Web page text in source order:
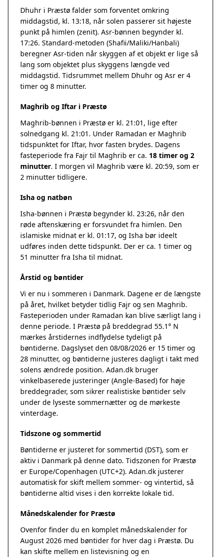
Dhuhr i Præstø falder som forventet omkring
middagstid, kl. 13:18, når solen passerer sit højeste
punkt på himlen (zenit). Asr-bønnen begynder kl.
17:26. Standard-metoden (Shafii/Maliki/Hanbali)
beregner Asr-tiden når skyggen af et objekt er lige så
lang som objektet plus skyggens længde ved
middagstid. Tidsrummet mellem Dhuhr og Asr er 4
timer og 8 minutter.
Maghrib og Iftar i Præstø
Maghrib-bønnen i Præstø er kl. 21:01, lige efter
solnedgang kl. 21:01. Under Ramadan er Maghrib
tidspunktet for Iftar, hvor fasten brydes. Dagens
fasteperiode fra Fajr til Maghrib er ca. 18 timer og 2
minutter. I morgen vil Maghrib være kl. 20:59, som er
2 minutter tidligere.
Isha og natbøn
Isha-bønnen i Præstø begynder kl. 23:26, når den
røde aftenskæring er forsvundet fra himlen. Den
islamiske midnat er kl. 01:17, og Isha bør ideelt
udføres inden dette tidspunkt. Der er ca. 1 timer og
51 minutter fra Isha til midnat.
Årstid og bøntider
Vi er nu i sommeren i Danmark. Dagene er de længste
på året, hvilket betyder tidlig Fajr og sen Maghrib.
Fasteperioden under Ramadan kan blive særligt lang i
denne periode. I Præstø på breddegrad 55.1° N
mærkes årstidernes indflydelse tydeligt på
bøntiderne. Dagslyset den 08/08/2026 er 15 timer og
28 minutter, og bøntiderne justeres dagligt i takt med
solens ændrede position. Adan.dk bruger
vinkelbaserede justeringer (Angle-Based) for høje
breddegrader, som sikrer realistiske bøntider selv
under de lyseste sommernætter og de mørkeste
vinterdage.
Tidszone og sommertid
Bøntiderne er justeret for sommertid (DST), som er
aktiv i Danmark på denne dato. Tidszonen for Præstø
er Europe/Copenhagen (UTC+2). Adan.dk justerer
automatisk for skift mellem sommer- og vintertid, så
bøntiderne altid vises i den korrekte lokale tid.
Månedskalender for Præstø
Ovenfor finder du en komplet månedskalender for
August 2026 med bøntider for hver dag i Præstø. Du
kan skifte mellem en listevisning og en